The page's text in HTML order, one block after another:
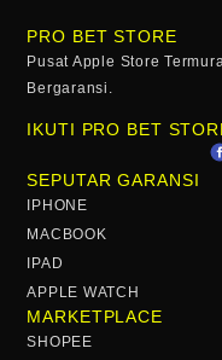
PRO BET STORE
Pusat Apple Store
Bergaransi.
IKUTI PRO BET
SEPUTAR GARANSI
IPHONE
MACBOOK
IPAD
APPLE WATCH
MARKETPLACE
SHOPEE